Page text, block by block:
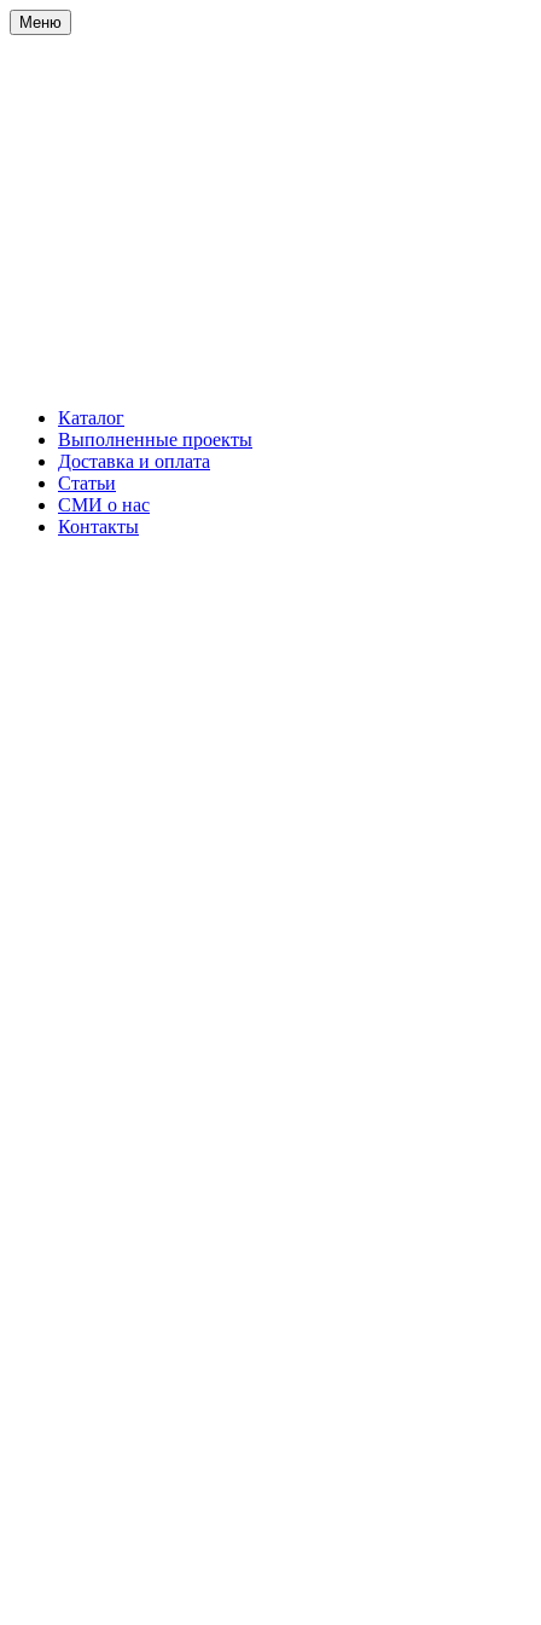
Меню
Каталог
Выполненные проекты
Доставка и оплата
Статьи
СМИ о нас
Контакты